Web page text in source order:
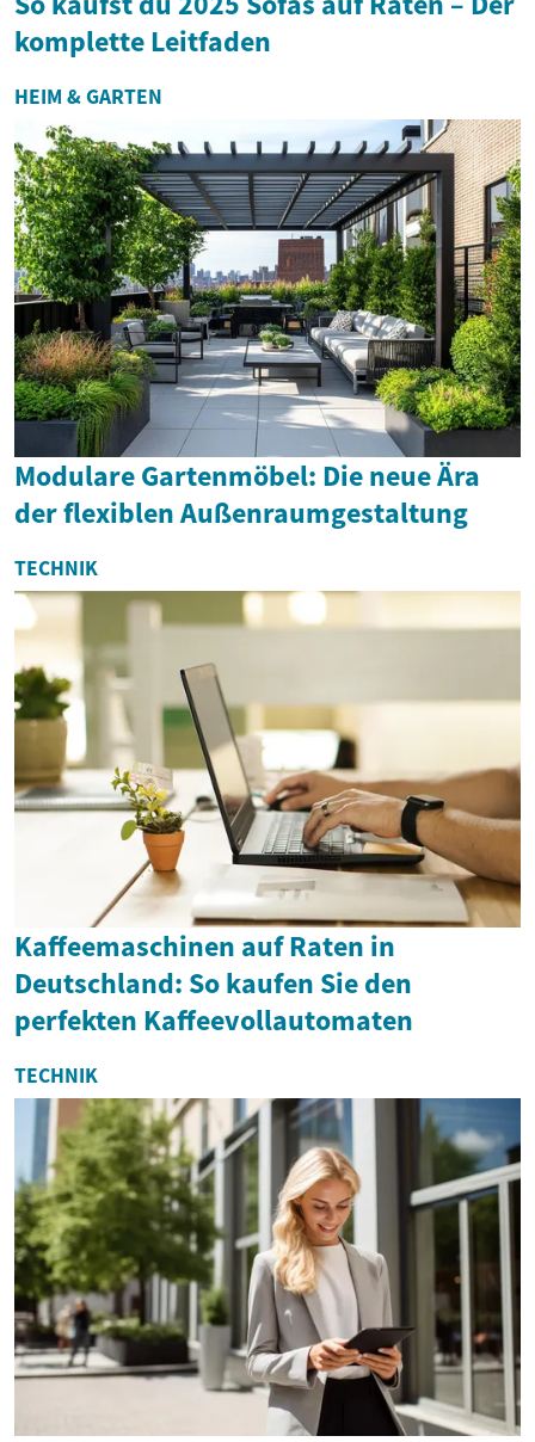
komplette Leitfaden
HEIM & GARTEN
Modulare Gartenmöbel: Die neue Ära
der flexiblen Außenraumgestaltung
TECHNIK
Kaffeemaschinen auf Raten in
Deutschland: So kaufen Sie den
perfekten Kaffeevollautomaten
TECHNIK